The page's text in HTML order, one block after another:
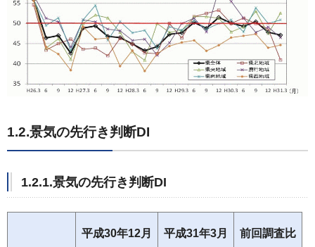
1.2.景気の先行き判断DI
1.2.1.景気の先行き判断DI
平成30年12月 平成31年3月 前回調査比